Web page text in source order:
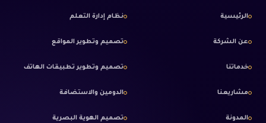
الرئيسية
عن الشركة
خدماتنا
مشاريعنا
المدونة
نظام إدارة التعلم
تصميم وتطوير المواقع
تصميم وتطوير تطبيقات الهاتف
الدومين والاستضافة
تصميم الهوية البصرية